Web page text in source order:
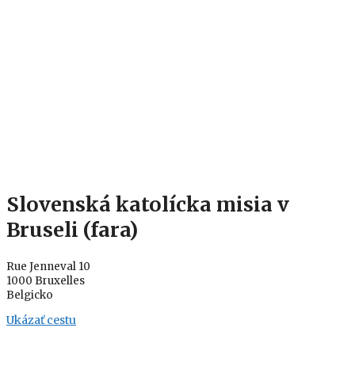
Slovenská katolícka misia v
Bruseli (fara)
Rue Jenneval 10
1000 Bruxelles
Belgicko
Ukázať cestu